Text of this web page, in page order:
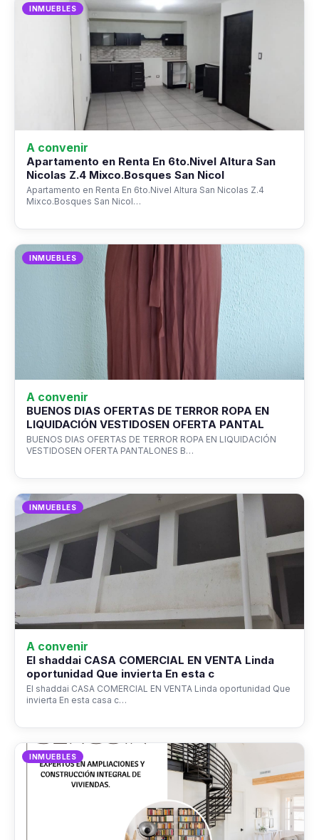
INMUEBLES
A convenir
Apartamento en Renta En 6to.Nivel Altura San
Nicolas Z.4 Mixco.Bosques San Nicol
Apartamento en Renta En 6to.Nivel Altura San Nicolas Z.4
Mixco.Bosques San Nicol…
INMUEBLES
A convenir
BUENOS DIAS OFERTAS DE TERROR ROPA EN
LIQUIDACIÓN VESTIDOSEN OFERTA PANTAL
BUENOS DIAS OFERTAS DE TERROR ROPA EN LIQUIDACIÓN
VESTIDOSEN OFERTA PANTALONES B…
INMUEBLES
A convenir
El shaddai CASA COMERCIAL EN VENTA Linda
oportunidad Que invierta En esta c
El shaddai CASA COMERCIAL EN VENTA Linda oportunidad Que
invierta En esta casa c…
INMUEBLES